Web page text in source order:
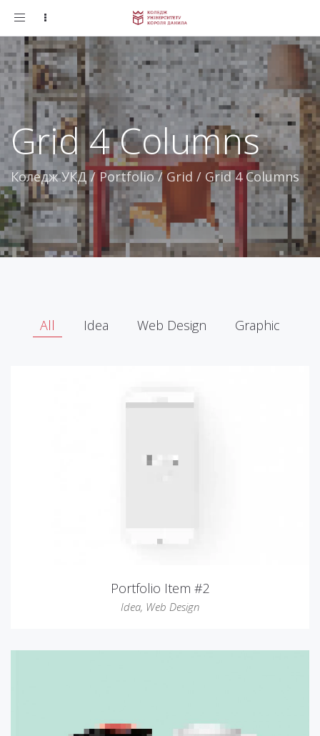
Toggle
Grid 4 Columns
Коледж УКД/ Portfolio/ Grid / Grid 4 Columns
All Idea Web Design Graphic
Portfolio Item #2
Idea, Web Design